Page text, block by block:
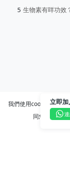
生物素有咩功效
我們使用cookies為你
同您已同意並